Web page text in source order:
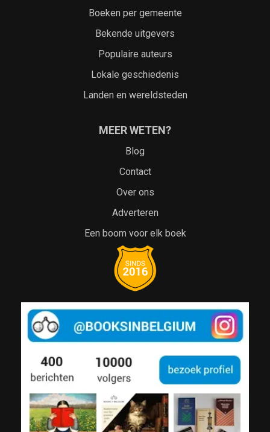
Boeken per gemeente
Bekende uitgevers
Populaire auteurs
Lokale geschiedenis
Landen en wereldsteden
MEER WETEN?
Blog
Contact
Over ons
Adverteren
Een boom voor elk boek